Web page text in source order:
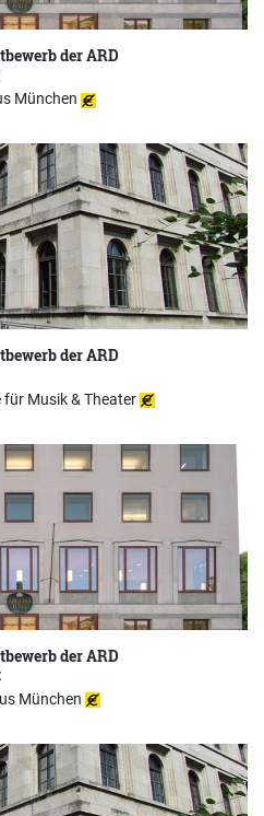
der ARD
München
der ARD
für Musik & Theater
der ARD
München